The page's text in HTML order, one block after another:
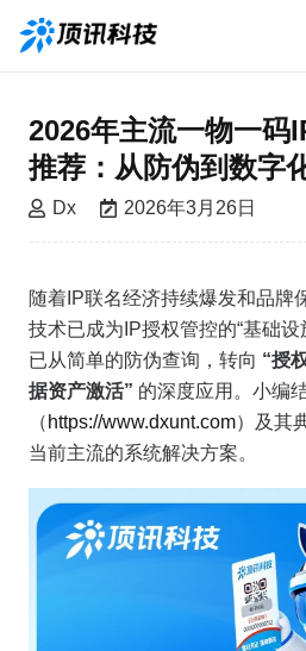
2026年主流一物一码
推荐：从防伪到数字
Dx 2026年3月26日
随着IP联名经济持续爆发和品牌
技术已成为IP授权管控的“基础
已从简单的防伪查询，转向 “授
据资产激活” 的深度应用。小编
（ https://www.dxunt.com）及其
当前主流的系统解决方案。